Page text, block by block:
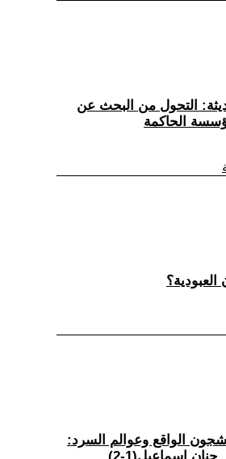
التحول من البحث عن
الحاكمة
شجون الواقع وعوالم السرد: